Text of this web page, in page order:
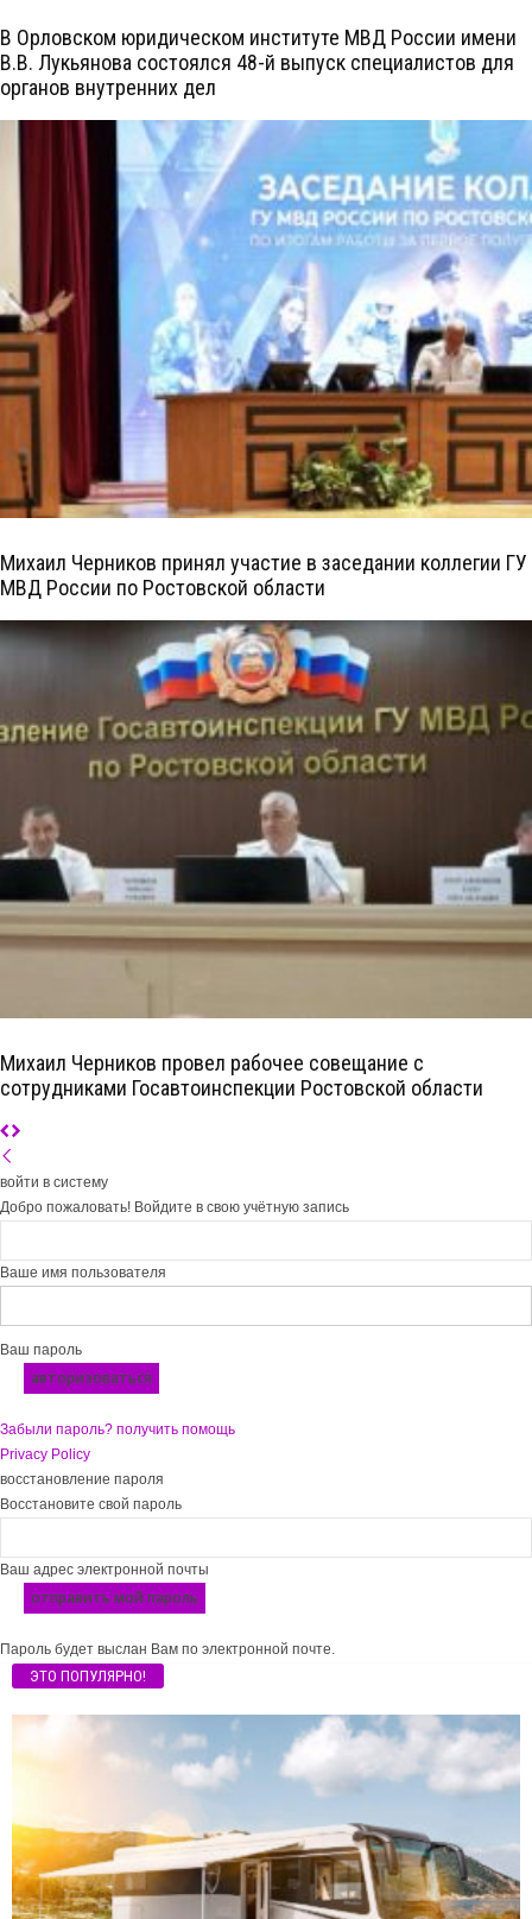
В Орловском юридическом институте МВД России имени
В.В. Лукьянова состоялся 48-й выпуск специалистов для
органов внутренних дел
Михаил Черников принял участие в заседании коллегии ГУ
МВД России по Ростовской области
Михаил Черников провел рабочее совещание с
сотрудниками Госавтоинспекции Ростовской области
войти в систему
Добро пожаловать! Войдите в свою учётную запись
Ваше имя пользователя
Ваш пароль
Забыли пароль? получить помощь
Privacy Policy
восстановление пароля
Восстановите свой пароль
Ваш адрес электронной почты
Пароль будет выслан Вам по электронной почте.
ЭТО ПОПУЛЯРНО!